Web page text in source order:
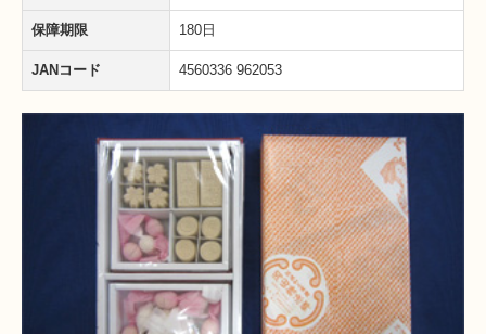
保障期限 180日
JANコード 4560336 962053